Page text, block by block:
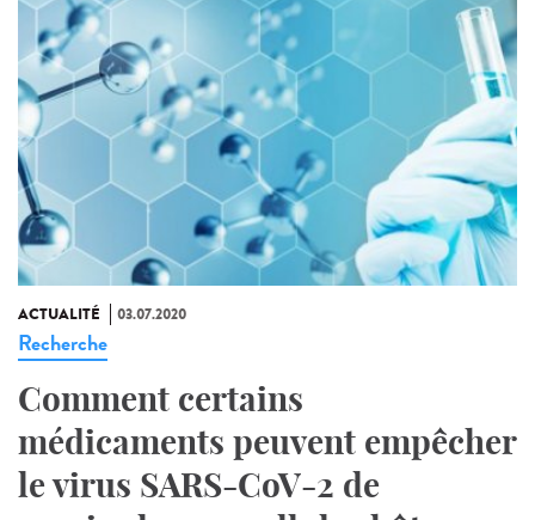
ACTUALITÉ 03.07.2020
Recherche
Comment certains
médicaments peuvent empêcher
le virus SARS-CoV-2 de